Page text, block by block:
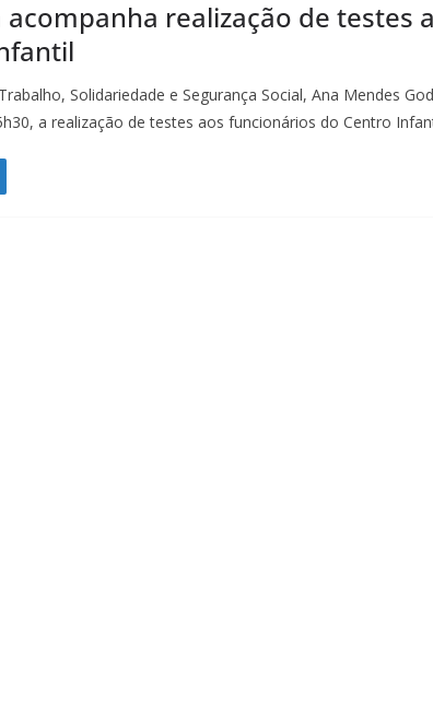
realização de testes
Solidariedade e Segurança Social, Ana Mendes
a realização de testes aos funcionários do Centro